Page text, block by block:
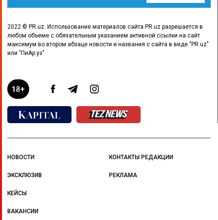
2022 © PR.uz. Использование материалов сайта PR.uz разрешается в
любом объеме с обязательным указанием активной ссылки на сайт
максимум во втором абзаце новости и названия с сайта в виде "PR.uz"
или "ПиАр.уз"
НОВОСТИ
ЭКСКЛЮЗИВ
КЕЙСЫ
ВАКАНСИИ
КОНТАКТЫ РЕДАКЦИИ
РЕКЛАМА